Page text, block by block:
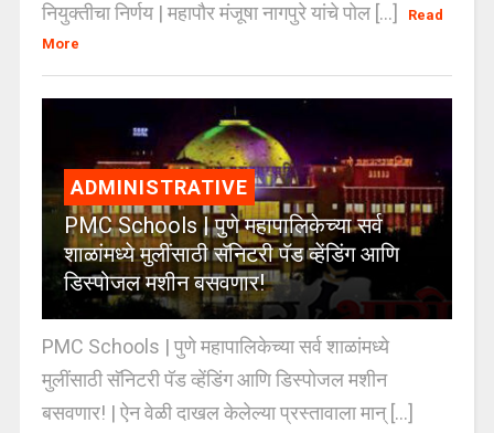
नियुक्तीचा निर्णय | महापौर मंजूषा नागपुरे यांचे पोल [...]
Read
More
ADMINISTRATIVE
PMC Schools | पुणे महापालिकेच्या सर्व
शाळांमध्ये मुलींसाठी सॅनिटरी पॅड व्हेंडिंग आणि
डिस्पोजल मशीन बसवणार!
PMC Schools | पुणे महापालिकेच्या सर्व शाळांमध्ये
मुलींसाठी सॅनिटरी पॅड व्हेंडिंग आणि डिस्पोजल मशीन
बसवणार! | ऐन वेळी दाखल केलेल्या प्रस्तावाला मान् [...]